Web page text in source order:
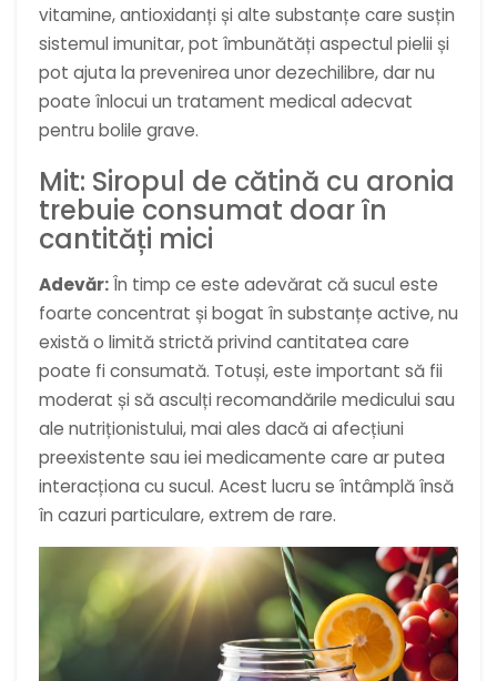
vitamine, antioxidanți și alte substanțe care susțin
sistemul imunitar, pot îmbunătăți aspectul pielii și
pot ajuta la prevenirea unor dezechilibre, dar nu
poate înlocui un tratament medical adecvat
pentru bolile grave.
Mit: Siropul de cătină cu aronia
trebuie consumat doar în
cantități mici
Adevăr:În timp ce este adevărat că sucul este
foarte concentrat și bogat în substanțe active, nu
există o limită strictă privind cantitatea care
poate fi consumată. Totuși, este important să fii
moderat și să asculți recomandările medicului sau
ale nutriționistului, mai ales dacă ai afecțiuni
preexistente sau iei medicamente care ar putea
interacționa cu sucul. Acest lucru se întâmplă însă
în cazuri particulare, extrem de rare.